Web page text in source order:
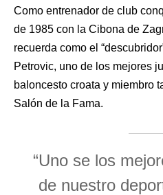
Como entrenador de club
de 1985 con la Cibona de
recuerda como el
Petrovic, uno de los mejores
baloncesto croata y miembro
Salón de la Fama.
“Uno se los
de nuestro